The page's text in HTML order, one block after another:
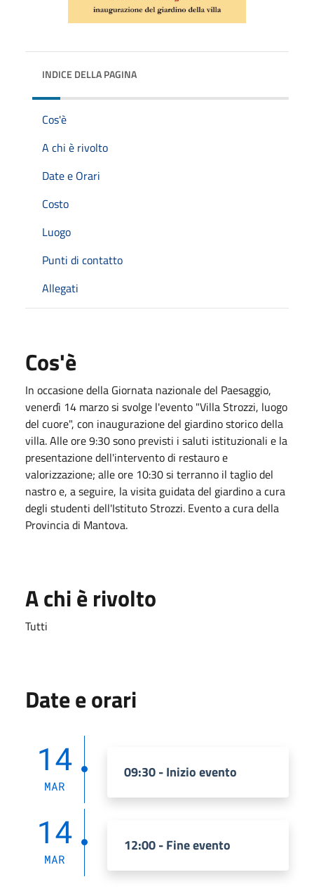
INDICE DELLA PAGINA
Cos'è
A chi è rivolto
Date e Orari
Costo
Luogo
Punti di contatto
Allegati
Cos'è
In occasione della Giornata nazionale del Paesaggio,
venerdì 14 marzo si svolge l'evento "Villa Strozzi, luogo
del cuore", con inaugurazione del giardino storico della
villa. Alle ore 9:30 sono previsti i saluti istituzionali e la
presentazione dell'intervento di restauro e
valorizzazione; alle ore 10:30 si terranno il taglio del
nastro e, a seguire, la visita guidata del giardino a cura
degli studenti dell'Istituto Strozzi. Evento a cura della
Provincia di Mantova.
A chi è rivolto
Tutti
Date e orari
14
MAR
09:30 - Inizio evento
14
MAR
12:00 - Fine evento